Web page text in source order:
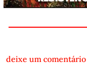
deixe um comentário